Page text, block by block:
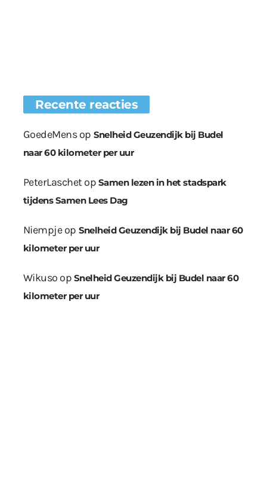
Recente reacties
GoedeMensop Snelheid Geuzendijk bij Budel
naar 60 kilometer per uur
PeterLaschetop Samen lezen in het stadspark
tijdens Samen Lees Dag
Niempjeop Snelheid Geuzendijk bij Budel naar 60
kilometer per uur
Wikuso op Snelheid Geuzendijk bij Budel naar 60
kilometer per uur